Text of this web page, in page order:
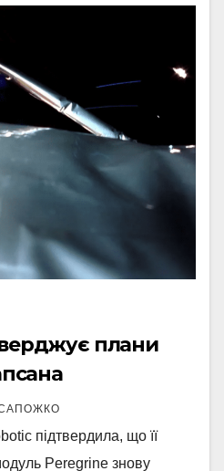
плани
підтвердила, що її
Peregrine знову